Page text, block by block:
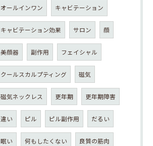
オールインワン キャビテーション
キャビテーション効果 サロン 顔
美顔器 副作用 フェイシャル
クールスカルプティング 磁気
磁気ネックレス 更年期 更年期障害
違い ピル ピル副作用 だるい
眠い 何もしたくない 良質の筋肉